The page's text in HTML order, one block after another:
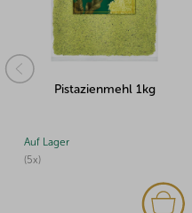
Pistazienmehl 200g
Auf Lager